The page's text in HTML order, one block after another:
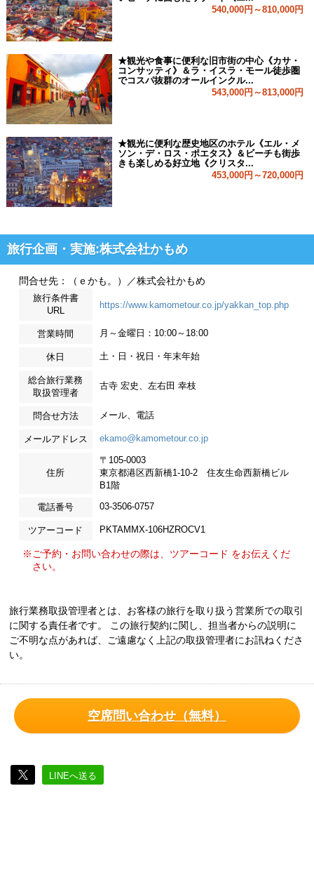
540,000円～810,000円
★観光や食事に便利な旧市街の中心《カサ・
コンサッティ》＆ラ・イスラ・モール徒歩圏
でコスパ抜群のオールインクル...
543,000円～813,000円
★観光に便利な歴史地区のホテル《エル・メ
ソン・デ・ロス・ポエタス》＆ビーチも街歩
きも楽しめる好立地《クリスタ...
453,000円～720,000円
旅行企画・実施:株式会社かもめ
問合せ先：（ｅかも。）／株式会社かもめ
旅行条件書
URL
https://www.kamometour.co.jp/yakkan_top.php
営業時間 月～金曜日：10:00～18:00
休日 土・日・祝日・年末年始
総合旅行業務
取扱管理者
古寺 宏史、左右田 幸枝
問合せ方法 メール、電話
メールアドレス ekamo@kamometour.co.jp
住所
〒105-0003
東京都港区西新橋1-10-2 住友生命西新橋ビル
B1階
電話番号 03-3506-0757
ツアーコード PKTAMMX-106HZROCV1
※ご予約・お問い合わせの際は、ツアーコード をお伝えくだ
さい。
旅行業務取扱管理者とは、お客様の旅行を取り扱う営業所での取引
に関する責任者です。 この旅行契約に関し、担当者からの説明に
ご不明な点があれば、ご遠慮なく上記の取扱管理者にお訊ねくださ
い。
空席問い合わせ（無料）
LINEへ送る